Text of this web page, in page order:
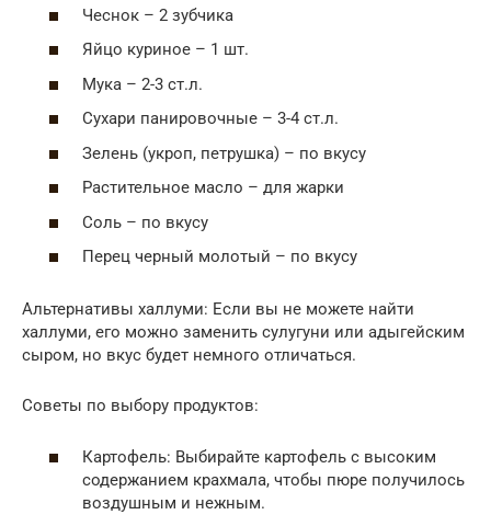
Чеснок – 2 зубчика
Яйцо куриное – 1 шт.
Мука – 2-3 ст.л.
Сухари панировочные – 3-4 ст.л.
Зелень (укроп, петрушка) – по вкусу
Растительное масло – для жарки
Соль – по вкусу
Перец черный молотый – по вкусу
Альтернативы халлуми: Если вы не можете найти
халлуми, его можно заменить сулугуни или адыгейским
сыром, но вкус будет немного отличаться.
Советы по выбору продуктов:
Картофель: Выбирайте картофель с высоким
содержанием крахмала, чтобы пюре получилось
воздушным и нежным.